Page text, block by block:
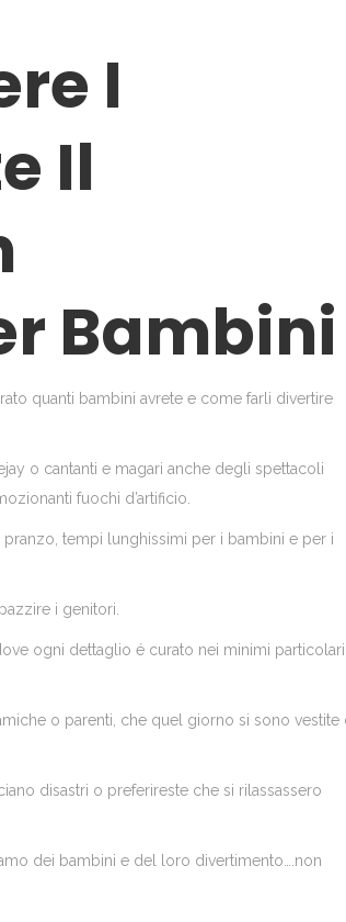
I
Il
Bambini
quanti bambini avrete e come farli divertire
o cantanti e magari anche degli spettacoli
fuochi d’artificio.
tempi lunghissimi per i bambini e per i
i genitori.
ogni dettaglio é curato nei minimi particolari
o parenti, che quel giorno si sono vestite
disastri o preferireste che si rilassassero
dei bambini e del loro divertimento….non